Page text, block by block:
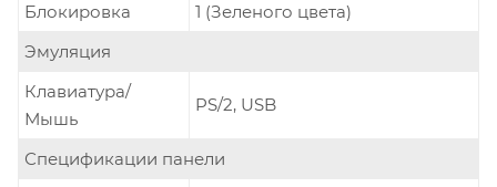
Блокировка
1 (Зеленого цвета)
Эмуляция
Клавиатура/
Мышь
PS/2, USB
Спецификации панели